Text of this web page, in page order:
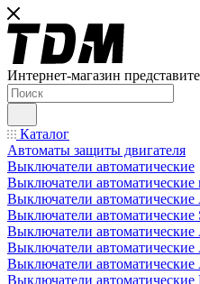
Интернет-магазин
Каталог
Автоматы защиты двигателя
Выключатели автоматические
Выключатели автоматические
Выключатели
Выключатели автоматические
Выключатели автоматические
Выключатели
Выключатели
Выключатели